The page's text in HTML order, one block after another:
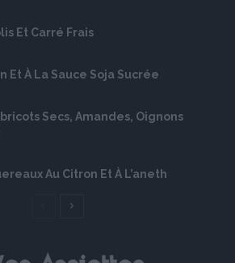
Et Carré Frais
Et À La Sauce Soja Sucrée
Secs, Amandes, Oignons
Au Citron Et À L’aneth
Page